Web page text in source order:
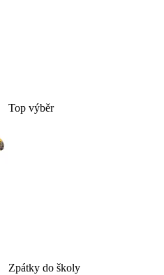
Top výběr
Zpátky do školy